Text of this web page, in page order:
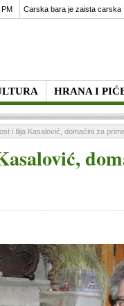
HRANA I
PM Carska bara je zaista carska
i Ilija Kasalović, domaćini za